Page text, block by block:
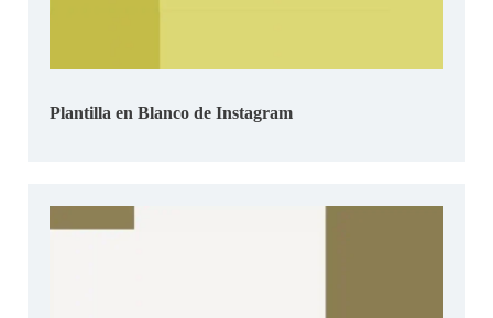
Plantilla en Blanco de Instagram